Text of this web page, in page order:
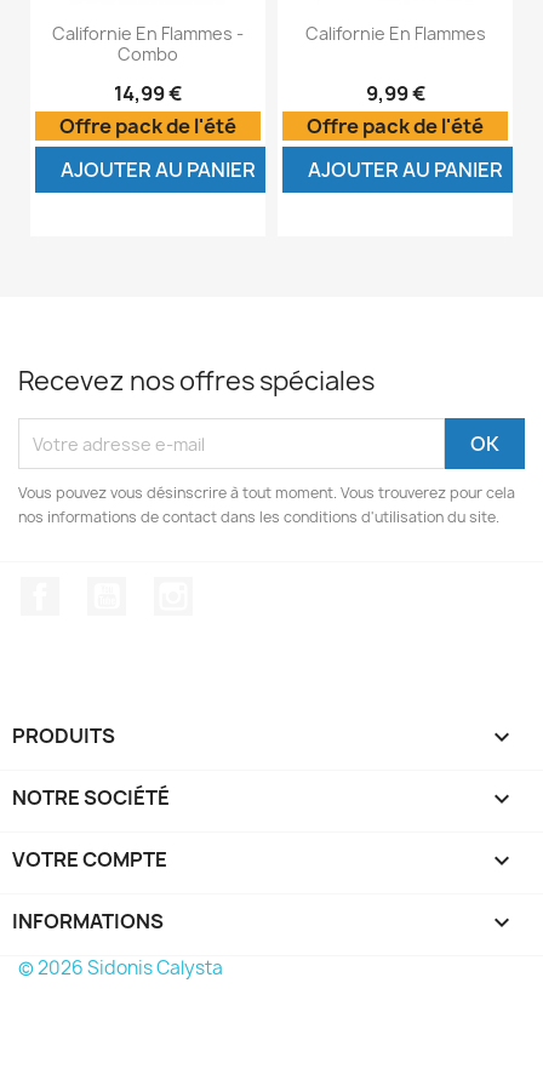
Californie En Flammes -
Combo
14,99 €
Offre pack de l'été
AJOUTER AU PANIER
Californie En Flammes
9,99 €
Offre pack de l'été
AJOUTER AU PANIER
Recevez nos offres spéciales
Vous pouvez vous désinscrire à tout moment. Vous trouverez pour cela
nos informations de contact dans les conditions d'utilisation du site.
PRODUITS 
NOTRE SOCIÉTÉ 
VOTRE COMPTE 
INFORMATIONS keyboard_arrow_down
© 2026 Sidonis Calysta